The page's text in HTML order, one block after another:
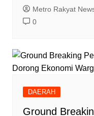
Metro Rakyat
0
DAERAH
Ground